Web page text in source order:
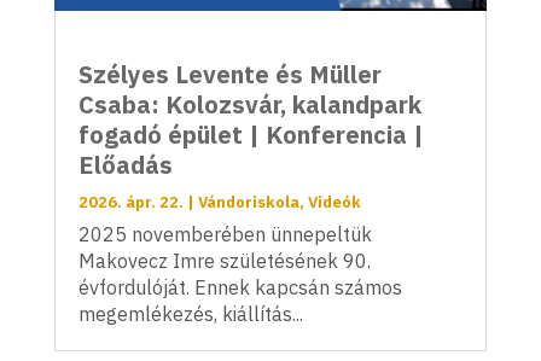
Szélyes Levente és Müller
Csaba: Kolozsvár, kalandpark
fogadó épület | Konferencia |
Előadás
2026. ápr. 22. | Vándoriskola, Videók
2025 novemberében ünnepeltük
Makovecz Imre születésének 90.
évfordulóját. Ennek kapcsán számos
megemlékezés, kiállítás...